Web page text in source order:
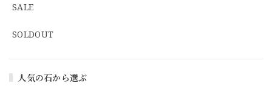
SALE
SOLDOUT
人気の石から選ぶ